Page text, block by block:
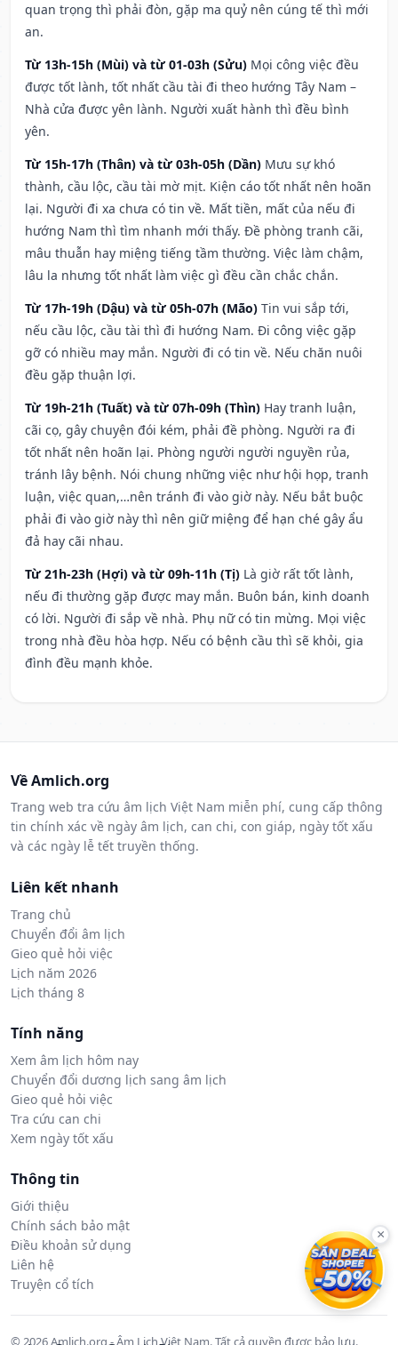
quan trọng thì phải đòn, gặp ma quỷ nên cúng tế thì mới
an.
Từ 13h-15h (Mùi) và từ 01-03h (Sửu) Mọi công việc đều
được tốt lành, tốt nhất cầu tài đi theo hướng Tây Nam –
Nhà cửa được yên lành. Người xuất hành thì đều bình
yên.
Từ 15h-17h (Thân) và từ 03h-05h (Dần) Mưu sự khó
thành, cầu lộc, cầu tài mờ mịt. Kiện cáo tốt nhất nên hoãn
lại. Người đi xa chưa có tin về. Mất tiền, mất của nếu đi
hướng Nam thì tìm nhanh mới thấy. Đề phòng tranh cãi,
mâu thuẫn hay miệng tiếng tầm thường. Việc làm chậm,
lâu la nhưng tốt nhất làm việc gì đều cần chắc chắn.
Từ 17h-19h (Dậu) và từ 05h-07h (Mão) Tin vui sắp tới,
nếu cầu lộc, cầu tài thì đi hướng Nam. Đi công việc gặp
gỡ có nhiều may mắn. Người đi có tin về. Nếu chăn nuôi
đều gặp thuận lợi.
Từ 19h-21h (Tuất) và từ 07h-09h (Thìn) Hay tranh luận,
cãi cọ, gây chuyện đói kém, phải đề phòng. Người ra đi
tốt nhất nên hoãn lại. Phòng người người nguyền rủa,
tránh lây bệnh. Nói chung những việc như hội họp, tranh
luận, việc quan,…nên tránh đi vào giờ này. Nếu bắt buộc
phải đi vào giờ này thì nên giữ miệng để hạn ché gây ẩu
đả hay cãi nhau.
Từ 21h-23h (Hợi) và từ 09h-11h (Tị) Là giờ rất tốt lành,
nếu đi thường gặp được may mắn. Buôn bán, kinh doanh
có lời. Người đi sắp về nhà. Phụ nữ có tin mừng. Mọi việc
trong nhà đều hòa hợp. Nếu có bệnh cầu thì sẽ khỏi, gia
đình đều mạnh khỏe.
Về Amlich.org
Trang web tra cứu âm lịch Việt Nam miễn phí, cung cấp thông
tin chính xác về ngày âm lịch, can chi, con giáp, ngày tốt xấu
và các ngày lễ tết truyền thống.
Liên kết nhanh
Trang chủ
Chuyển đổi âm lịch
Gieo quẻ hỏi việc
Lịch năm 2026
Lịch tháng 8
Tính năng
Xem âm lịch hôm nay
Chuyển đổi dương lịch sang âm lịch
Gieo quẻ hỏi việc
Tra cứu can chi
Xem ngày tốt xấu
Thông tin
Giới thiệu
Chính sách bảo mật
Điều khoản sử dụng
Liên hệ
Truyện cổ tích
© 2026 Amlich.org - Âm Lịch Việt Nam. Tất cả quyền được bảo lưu.
×